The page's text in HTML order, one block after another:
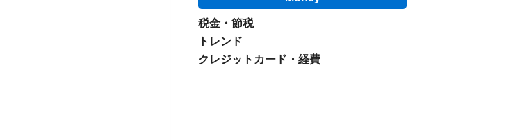
税金・節税
トレンド
クレジットカード・経費